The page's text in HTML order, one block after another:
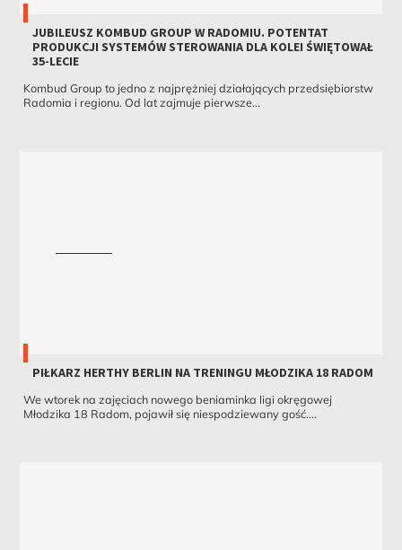
JUBILEUSZ KOMBUD GROUP W RADOMIU. POTENTAT
PRODUKCJI SYSTEMÓW STEROWANIA DLA KOLEI ŚWIĘTOWAŁ
35-LECIE
Kombud Group to jedno z najprężniej działających przedsiębiorstw
Radomia i regionu. Od lat zajmuje pierwsze...
PIŁKARZ HERTHY BERLIN NA TRENINGU MŁODZIKA 18 RADOM
We wtorek na zajęciach nowego beniaminka ligi okręgowej
Młodzika 18 Radom, pojawił się niespodziewany gość....